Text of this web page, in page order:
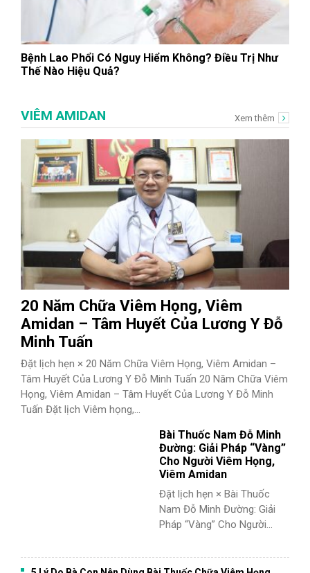
Bệnh Lao Phổi Có Nguy Hiểm Không? Điều Trị Như
Thế Nào Hiệu Quả?
VIÊM AMIDAN Xem thêm
20 Năm Chữa Viêm Họng, Viêm
Amidan – Tâm Huyết Của Lương Y Đỗ
Minh Tuấn
Đặt lịch hẹn × 20 Năm Chữa Viêm Họng, Viêm Amidan –
Tâm Huyết Của Lương Y Đỗ Minh Tuấn 20 Năm Chữa Viêm
Họng, Viêm Amidan – Tâm Huyết Của Lương Y Đỗ Minh
Tuấn Đặt lịch Viêm họng,...
Bài Thuốc Nam Đỗ Minh
Đường: Giải Pháp “Vàng”
Cho Người Viêm Họng,
Viêm Amidan
Đặt lịch hẹn × Bài Thuốc
Nam Đỗ Minh Đường: Giải
Pháp “Vàng” Cho Người...